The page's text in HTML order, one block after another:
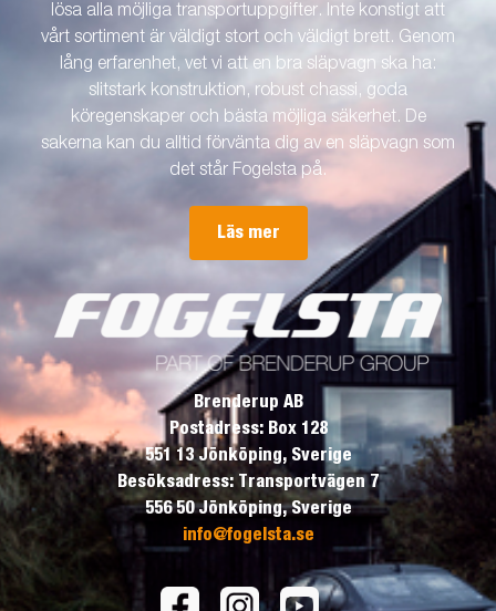
lösa alla möjliga transportuppgifter. Inte konstigt att
vårt sortiment är väldigt stort och väldigt brett. Genom
lång erfarenhet, vet vi att en bra släpvagn ska ha:
slitstark konstruktion, robust chassi, goda
köregenskaper och bästa möjliga säkerhet. De
sakerna kan du alltid förvänta dig av en släpvagn som
det står Fogelsta på.
Läs mer
Brenderup AB
Postadress: Box 128
551 13 Jönköping, Sverige
Besöksadress: Transportvägen 7
556 50 Jönköping, Sverige
info@fogelsta.se